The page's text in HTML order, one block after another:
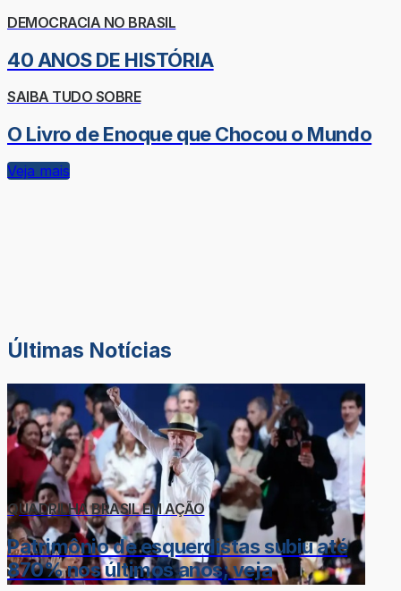
DEMOCRACIA NO BRASIL
40 ANOS DE HISTÓRIA
SAIBA TUDO SOBRE
O Livro de Enoque que Chocou o Mundo
Veja mais
Últimas Notícias
QUADRILHA BRASIL EM AÇÃO
Patrimônio de esquerdistas subiu até
870% nos últimos anos; veja